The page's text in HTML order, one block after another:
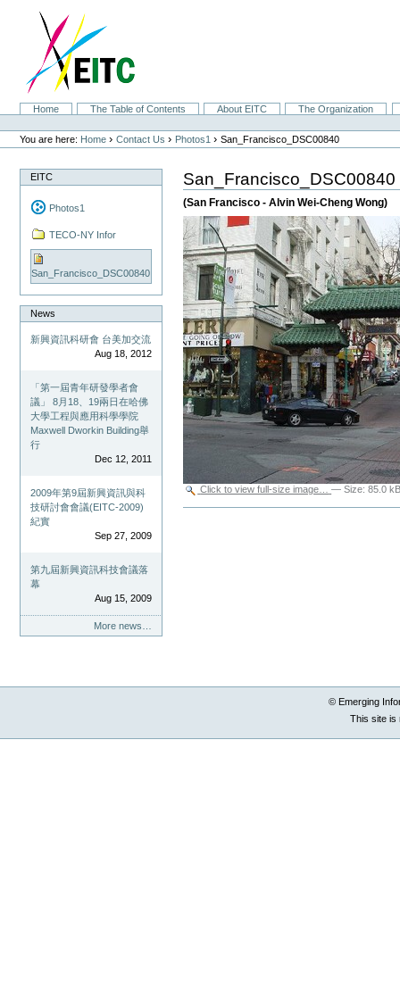
navigation
SectionsHome The Table of Contents About EITC
The Organization
Personal
tools
You are here: Home ›Contact Us › Photos1 ›San_Francisco_DSC00840
EITC
Photos1
TECO-NY Infor
San_Francisco_DSC00840
News
新興資訊科研會 台美加交流
Aug 18, 2012
「第一屆青年研發學者會
議」 8月18、19兩日在哈佛
大學工程與應用科學學院
Maxwell Dworkin Building舉
行
Dec 12, 2011
2009年第9屆新興資訊與科
技研討會會議(EITC-2009)
紀實
Sep 27, 2009
第九屆新興資訊科技會議落
幕
Aug 15, 2009
More news…
San_Francisco_DSC00840
(San Francisco - Alvin Wei-Cheng Wong)
Click to view full-size image… —Size:85.0
© Emerging
This site is